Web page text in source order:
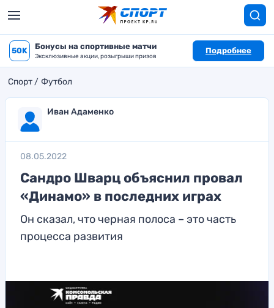
50K Бонусы на спортивные матчи
Эксклюзивные акции, розыгрыши призов
Подробнее
Спорт Футбол
Иван Адаменко
08.05.2022
Сандро Шварц объяснил провал
«Динамо» в последних играх
Он сказал, что черная полоса – это часть
процесса развития